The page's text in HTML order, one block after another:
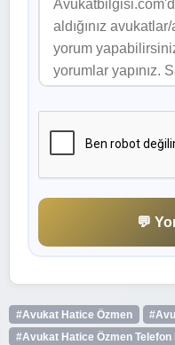
💬
#Avukat Hatice Özmen
#Avukat Hatice Özmen Telefon